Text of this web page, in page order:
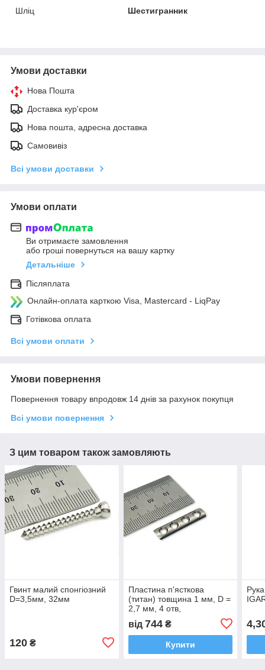
Шліц
Шестигранник
Умови доставки
Нова Пошта
Доставка кур'єром
Нова пошта, адресна доставка
Самовивіз
Всі умови доставки
Умови оплати
Ви отримаєте замовлення
або гроші повернуться на вашу картку
Детальніше
Післяплата
Онлайн-оплата карткою Visa, Mastercard - LiqPay
Готівкова оплата
Всі умови оплати
Умови повернення
Повернення товару впродовж 14 днів за рахунок покупця
Всі умови повернення
З цим товаром також замовляють
Гвинт малий спонгіозний
D=3,5мм, 32мм
120 ₴
Пластина п'ясткова
(титан) товщина 1 мм, D =
2,7 мм, 4 отв,
від 744₴
Купити